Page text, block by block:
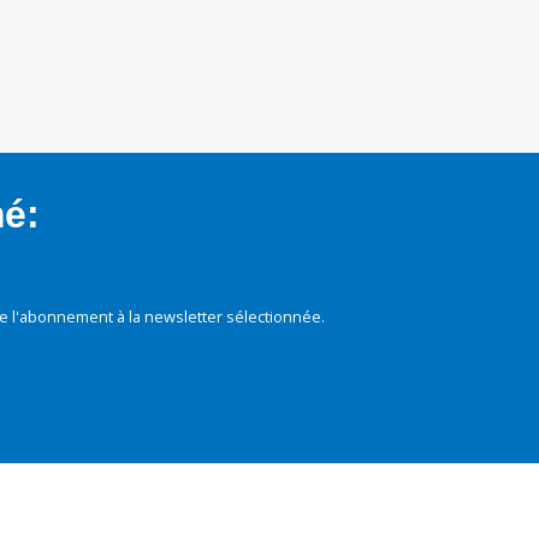
à la newsletter sélectionnée.